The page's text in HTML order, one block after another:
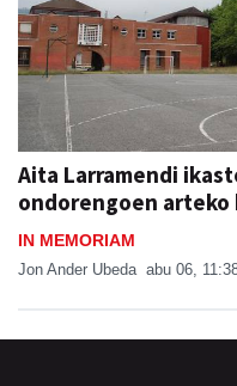
Aita Larramendi
ondorengoen arteko
IN MEMORIAM
Jon Ander Ubeda abu 06,